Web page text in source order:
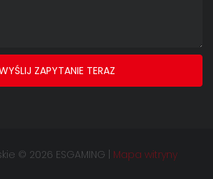
ZAPYTANIE TERAZ
© 2026 ESGAMING | Mapa witryny